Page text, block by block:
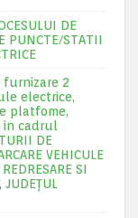
DE
PUNCTE/STATII
furnizare 2
electrice,
platfome,
cadrul
DE
VEHICULE
SI
JUDEŢUL